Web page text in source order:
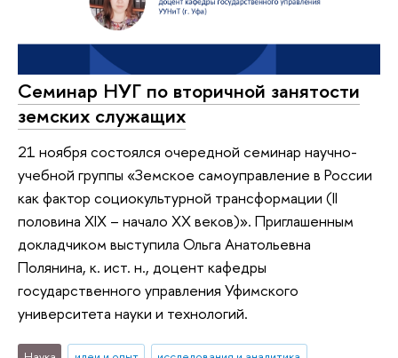
Семинар НУГ по вторичной занятости
земских служащих
21 ноября состоялся очередной семинар научно-
учебной группы «Земское самоуправление в России
как фактор социокультурной трансформации (II
половина XIX – начало XX веков)». Приглашенным
докладчиком выступила Ольга Анатольевна
Полянина, к. ист. н., доцент кафедры
государственного управления Уфимского
университета науки и технологий.